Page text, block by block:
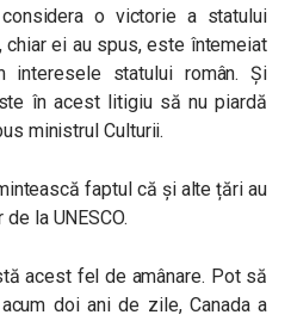
o victorie a statului
chiar ei au spus, este întemeiat
interesele statului român. Şi
în acest litigiu să nu piardă
ministrul Culturii.
faptul că și alte țări au
la UNESCO.
acest fel de amânare. Pot să
doi ani de zile, Canada a